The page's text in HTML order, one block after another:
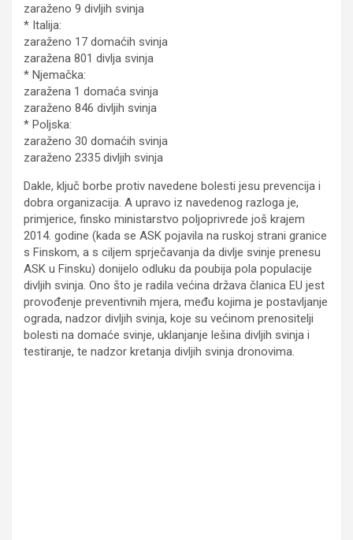
zaraženo 9 divljih svinja
* Italija:
zaraženo 17 domaćih svinja
zaražena 801 divlja svinja
* Njemačka:
zaražena 1 domaća svinja
zaraženo 846 divljih svinja
* Poljska:
zaraženo 30 domaćih svinja
zaraženo 2335 divljih svinja
Dakle, ključ borbe protiv navedene bolesti jesu prevencija i
dobra organizacija. A upravo iz navedenog razloga je,
primjerice, finsko ministarstvo poljoprivrede još krajem
2014. godine (kada se ASK pojavila na ruskoj strani granice
s Finskom, a s ciljem sprječavanja da divlje svinje prenesu
ASK u Finsku) donijelo odluku da poubija pola populacije
divljih svinja. Ono što je radila većina država članica EU jest
provođenje preventivnih mjera, među kojima je postavljanje
ograda, nadzor divljih svinja, koje su većinom prenositelji
bolesti na domaće svinje, uklanjanje lešina divljih svinja i
testiranje, te nadzor kretanja divljih svinja dronovima.